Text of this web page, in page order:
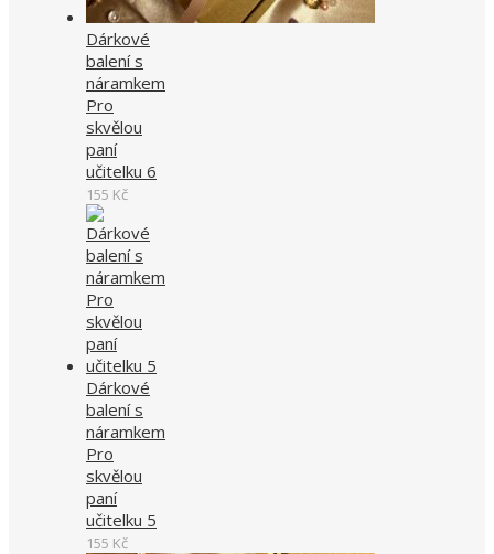
Dárkové
balení s
náramkem
Pro
skvělou
paní
učitelku 6
155 Kč
Dárkové
balení s
náramkem
Pro
skvělou
paní
učitelku 5
155 Kč